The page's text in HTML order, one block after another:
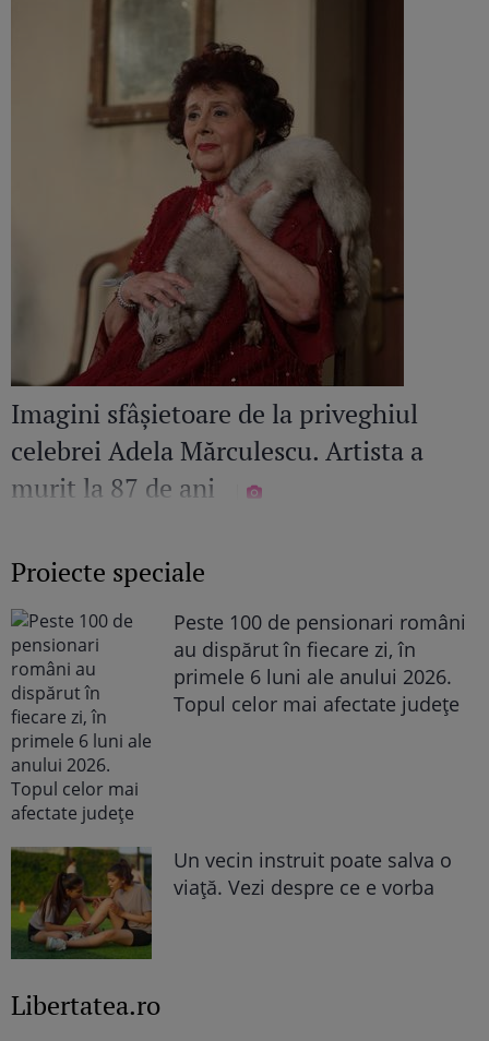
Imagini sfâșietoare de la priveghiul
celebrei Adela Mărculescu. Artista a
murit la 87 de ani
Proiecte speciale
Peste 100 de pensionari români
au dispărut în fiecare zi, în
primele 6 luni ale anului 2026.
Topul celor mai afectate județe
Un vecin instruit poate salva o
viață. Vezi despre ce e vorba
Libertatea.ro